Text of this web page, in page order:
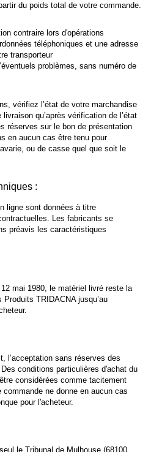
du poids total de votre commande.
contraire lors d'opérations
téléphoniques et une adresse
transporteur
problèmes, sans numéro de
vérifiez l’état de votre marchandise
qu’après vérification de l’état
réserves sur le bon de présentation
en aucun cas être tenu pour
ou de casse quel que soit le
:
ligne sont données à titre
Les fabricants se
préavis les caractéristiques
mai 1980, le matériel livré reste la
TRIDACNA jusqu’au
l’acceptation sans réserves des
conditions particulières d'achat du
considérées comme tacitement
ne donne en aucun cas
pour l'acheteur.
le Tribunal de Mulhouse (68100